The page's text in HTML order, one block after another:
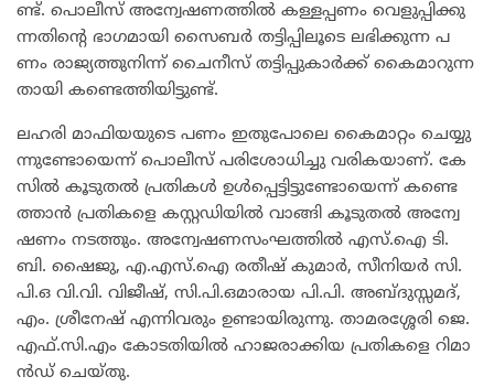
ണ്ട്. പൊ​ലീ​സ് അ​ന്വേ​ഷ​ണ​ത്തി​ൽ ക​ള്ള​പ്പ​ണം വെ​ളു​പ്പി​ക്കു​
ന്ന​തി​ന്റെ ഭാ​ഗ​മാ​യി സൈ​ബ​ർ ത​ട്ടി​പ്പി​ലൂ​ടെ ല​ഭി​ക്കു​ന്ന പ​
ണം രാ​ജ്യ​ത്തു​നി​ന്ന് ചൈ​നീ​സ് ത​ട്ടി​പ്പു​കാ​ർ​ക്ക് കൈ​മാ​റു​ന്ന​
താ​യി ക​ണ്ടെ​ത്തി​യി​ട്ടു​ണ്ട്.
ല​ഹ​രി മാ​ഫി​യ​യു​ടെ പ​ണം ഇ​തു​പോ​ലെ കൈ​മാ​റ്റം ചെ​യ്യു​
ന്നു​ണ്ടോ​യെ​ന്ന് പൊ​ലീ​സ് പ​രി​ശോ​ധി​ച്ചു വ​രി​ക​യാ​ണ്. കേ​
സി​ൽ കൂ​ടു​ത​ൽ പ്ര​തി​ക​ൾ ഉ​ൾ​പ്പെ​ട്ടി​ട്ടു​ണ്ടോ​യെ​ന്ന് ക​ണ്ടെ​
ത്താ​ൻ പ്ര​തി​ക​ളെ ക​സ്റ്റ​ഡി​യി​ൽ വാ​ങ്ങി കൂ​ടു​ത​ൽ അ​ന്വേ​
ഷ​ണം ന​ട​ത്തും. അ​ന്വേ​ഷ​ണ​സം​ഘ​ത്തി​ൽ എ​സ്.​ഐ ടി.​
ബി. ഷൈ​ജു, എ.​എ​സ്.​ഐ ര​തീ​ഷ് കു​മാ​ർ, സീ​നി​യ​ർ സി.​
പി.​ഒ വി.​വി. വി​ജീ​ഷ്, സി.​പി.​ഒ​മാ​രാ​യ പി.​പി. അ​ബ്ദു​സ്സ​മ​ദ്,
എം. ​ശ്രീ​നേ​ഷ് എ​ന്നി​വ​രും ഉ​ണ്ടാ​യി​രു​ന്നു. താ​മ​ര​ശ്ശേ​രി ജെ.​
എ​ഫ്.​സി.​എം കോ​ട​തി​യി​ൽ ഹാ​ജ​രാ​ക്കി​യ പ്ര​തി​ക​ളെ റി​മാ​
ൻ​ഡ് ചെ​യ്തു.